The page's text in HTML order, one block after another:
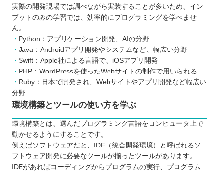
実際の開発現場では調べながら実装することが多いため、イン
プットのみの学習では、効率的にプログラミングを学べませ
ん。
Python：アプリケーション開発、AIの分野
Java：Androidアプリ開発やシステムなど、幅広い分野
Swift：Apple社による言語で、iOSアプリ開発
PHP：WordPressを使ったWebサイトの制作で用いられる
Ruby：日本で開発され、Webサイトやアプリ開発など幅広い
分野
環境構築とツールの使い方を学ぶ
環境構築とは、選んだプログラミング言語をコンピュータ上で
動かせるようにすることです。
例えばソフトウェアだと、IDE（統合開発環境）と呼ばれるソ
フトウェア開発に必要なツールが揃ったツールがあります。
IDEがあればコーディングからプログラムの実行、プログラム